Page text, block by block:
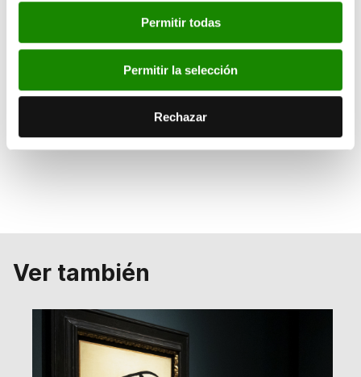
Permitir todas
Permitir la selección
Rechazar
Ver también